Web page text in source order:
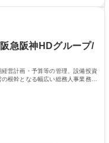
しては、別途その他労働条
テンシャル採用（第2新
ん。新たな時代を見据え
つける役割を担いたい、と
院
急阪神HDグループ/
営計画・予算等の管理、設備投資
根幹となる幅広い総務人事業務全